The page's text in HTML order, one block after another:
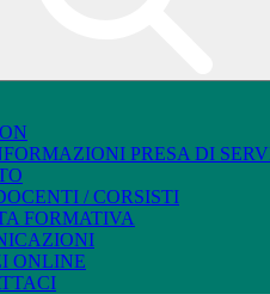
PRESA DI
/ CORSISTI
FORMATIVA
ONLINE